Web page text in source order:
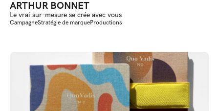
ARTHUR BONNET
Le vrai sur-mesure se crée avec vous
CampagneStratégie de marqueProductions